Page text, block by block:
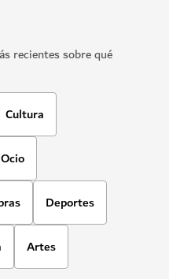
recientes sobre qué
Cultura
Ocio
Deportes
Artes